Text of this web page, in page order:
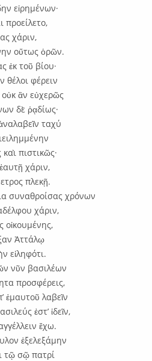
εἰρημένων·
προείλετο,
χάριν,
οὕτως ὁρῶν.
ἐκ τοῦ βίου·
θέλοι φέρειν
ἂν εὐχερῶς
δὲ ῥᾳδίως·
ταχύ
πιστικῶς·
χάριν,
πλεκῇ.
συναθροίσας χρόνων
χάριν,
οἰκουμένης,
Ἀττάλῳ
εἰληφότι.
νῦν βασιλέων
προσφέρεις,
ἐμαυτοῦ λαβεῖν
ἐστ’ ἰδεῖν,
ἔχω.
ἐξελεξάμην
τῷ σῷ πατρί